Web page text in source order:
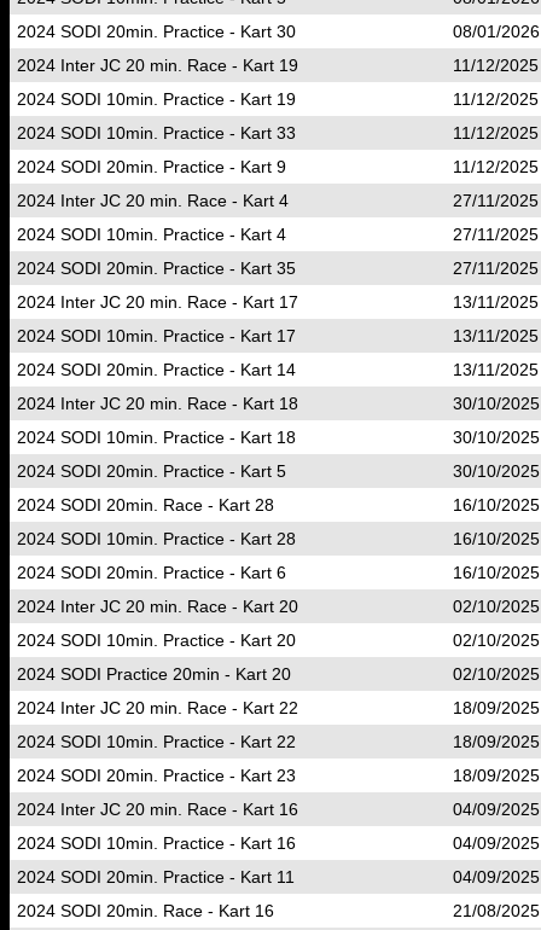
2024 SODI 20min. Practice - Kart 30
08/01/
2024 Inter JC 20 min. Race - Kart 19
11/12/
2024 SODI 10min. Practice - Kart 19
11/12/
2024 SODI 10min. Practice - Kart 33
11/12/
2024 SODI 20min. Practice - Kart 9
11/12/
2024 Inter JC 20 min. Race - Kart 4
27/11/
2024 SODI 10min. Practice - Kart 4
27/11/
2024 SODI 20min. Practice - Kart 35
27/11/
2024 Inter JC 20 min. Race - Kart 17
13/11/
2024 SODI 10min. Practice - Kart 17
13/11/
2024 SODI 20min. Practice - Kart 14
13/11/
2024 Inter JC 20 min. Race - Kart 18
30/10/
2024 SODI 10min. Practice - Kart 18
30/10/
2024 SODI 20min. Practice - Kart 5
30/10/
2024 SODI 20min. Race - Kart 28
16/10/
2024 SODI 10min. Practice - Kart 28
16/10/
2024 SODI 20min. Practice - Kart 6
16/10/
2024 Inter JC 20 min. Race - Kart 20
02/10/
2024 SODI 10min. Practice - Kart 20
02/10/
2024 SODI Practice 20min - Kart 20
02/10/
2024 Inter JC 20 min. Race - Kart 22
18/09/
2024 SODI 10min. Practice - Kart 22
18/09/
2024 SODI 20min. Practice - Kart 23
18/09/
2024 Inter JC 20 min. Race - Kart 16
04/09/
2024 SODI 10min. Practice - Kart 16
04/09/
2024 SODI 20min. Practice - Kart 11
04/09/
2024 SODI 20min. Race - Kart 16
21/08/